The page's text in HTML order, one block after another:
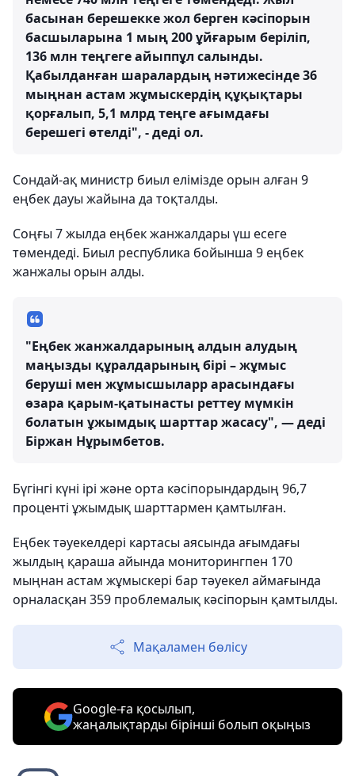
басынан берешекке жол берген кәсіпорын
басшыларына 1 мың 200 ұйғарым беріліп,
136 млн теңгеге айыппұл салынды.
Қабылданған шаралардың нәтижесінде 36
мыңнан астам жұмыскердің құқықтары
қорғалып, 5,1 млрд теңге ағымдағы
берешегі өтелді", - деді ол.
Сондай-ақ министр биыл елімізде орын алған 9
еңбек дауы жайына да тоқталды.
Соңғы 7 жылда еңбек жанжалдары үш есеге
төмендеді. Биыл республика бойынша 9 еңбек
жанжалы орын алды.
"Еңбек жанжалдарының алдын алудың
маңызды құралдарының бірі – жұмыс
беруші мен жұмысшыларр арасындағы
өзара қарым-қатынасты реттеу мүмкін
болатын ұжымдық шарттар жасасу", — деді
Біржан Нұрымбетов.
Бүгінгі күні ірі және орта кәсіпорындардың 96,7
проценті ұжымдық шарттармен қамтылған.
Еңбек тәуекелдері картасы аясында ағымдағы
жылдың қараша айында мониторингпен 170
мыңнан астам жұмыскері бар тәуекел аймағында
орналасқан 359 проблемалық кәсіпорын қамтылды.
Мақаламен бөлісу
Google-ға қосылып,
жаңалықтарды бірінші болып оқыңыз